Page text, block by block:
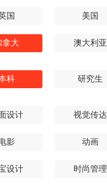
国 美国
拿大 澳大利亚
科 研究生
设计 视觉传达
影 动画
设计 时尚管理